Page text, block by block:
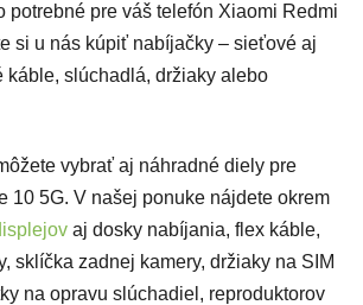
potrebné pre váš telefón Xiaomi Redmi
si u nás kúpiť nabíjačky – sieťové aj
káble, slúchadlá, držiaky alebo
vybrať aj náhradné diely pre
10 5G. V našej ponuke nájdete okrem
aj dosky nabíjania, flex káble,
sklíčka zadnej kamery, držiaky na SIM
na opravu slúchadiel, reproduktorov